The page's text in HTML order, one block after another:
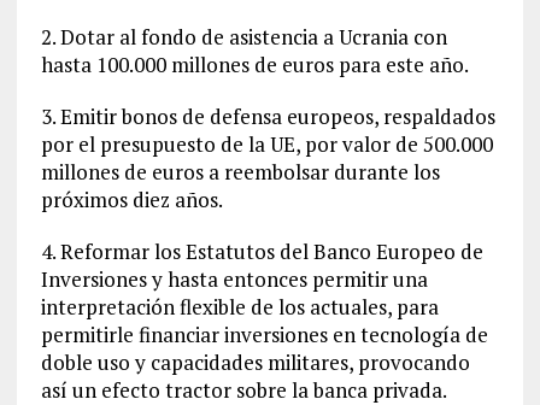
2. Dotar al fondo de asistencia a Ucrania con
hasta 100.000 millones de euros para este año.
3. Emitir bonos de defensa europeos, respaldados
por el presupuesto de la UE, por valor de 500.000
millones de euros a reembolsar durante los
próximos diez años.
4. Reformar los Estatutos del Banco Europeo de
Inversiones y hasta entonces permitir una
interpretación flexible de los actuales, para
permitirle financiar inversiones en tecnología de
doble uso y capacidades militares, provocando
así un efecto tractor sobre la banca privada.